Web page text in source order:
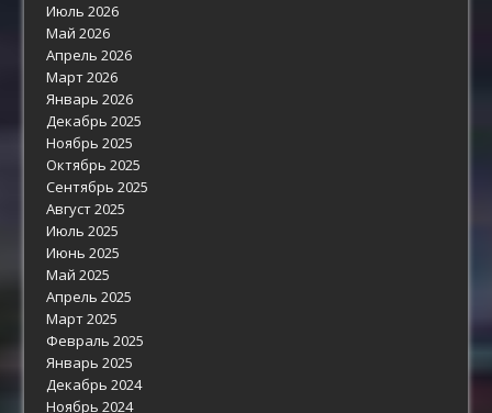
Июль 2026
Май 2026
Апрель 2026
Март 2026
Январь 2026
Декабрь 2025
Ноябрь 2025
Октябрь 2025
Сентябрь 2025
Август 2025
Июль 2025
Июнь 2025
Май 2025
Апрель 2025
Март 2025
Февраль 2025
Январь 2025
Декабрь 2024
Ноябрь 2024